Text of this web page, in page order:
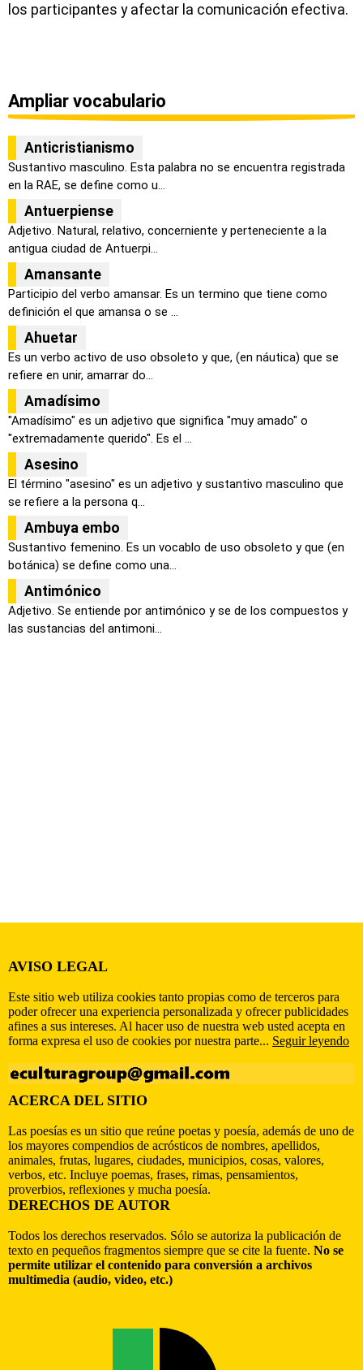
los participantes y afectar la comunicación efectiva.
Ampliar vocabulario
Anticristianismo
Sustantivo masculino. Esta palabra no se encuentra registrada
en la RAE, se define como u...
Antuerpiense
Adjetivo. Natural, relativo, concerniente y perteneciente a la
antigua ciudad de Antuerpi...
Amansante
Participio del verbo amansar. Es un termino que tiene como
definición el que amansa o se ...
Ahuetar
Es un verbo activo de uso obsoleto y que, (en náutica) que se
refiere en unir, amarrar do...
Amadísimo
"Amadísimo" es un adjetivo que significa "muy amado" o
"extremadamente querido". Es el ...
Asesino
El término "asesino" es un adjetivo y sustantivo masculino que
se refiere a la persona q...
Ambuya embo
Sustantivo femenino. Es un vocablo de uso obsoleto y que (en
botánica) se define como una...
Antimónico
Adjetivo. Se entiende por antimónico y se de los compuestos y
las sustancias del antimoni...
AVISO LEGAL
Este sitio web utiliza cookies tanto propias como de terceros para
poder ofrecer una experiencia personalizada y ofrecer publicidades
afines a sus intereses. Al hacer uso de nuestra web usted acepta en
forma expresa el uso de cookies por nuestra parte... Seguir leyendo
ACERCA DEL SITIO
Las poesías es un sitio que reúne poetas y poesía, además de uno de
los mayores compendios de acrósticos de nombres, apellidos,
animales, frutas, lugares, ciudades, municipios, cosas, valores,
verbos, etc. Incluye poemas, frases, rimas, pensamientos,
proverbios, reflexiones y mucha poesía.
DERECHOS DE AUTOR
Todos los derechos reservados. Sólo se autoriza la publicación de
texto en pequeños fragmentos siempre que se cite la fuente. No se
permite utilizar el contenido para conversión a archivos
multimedia (audio, video, etc.)